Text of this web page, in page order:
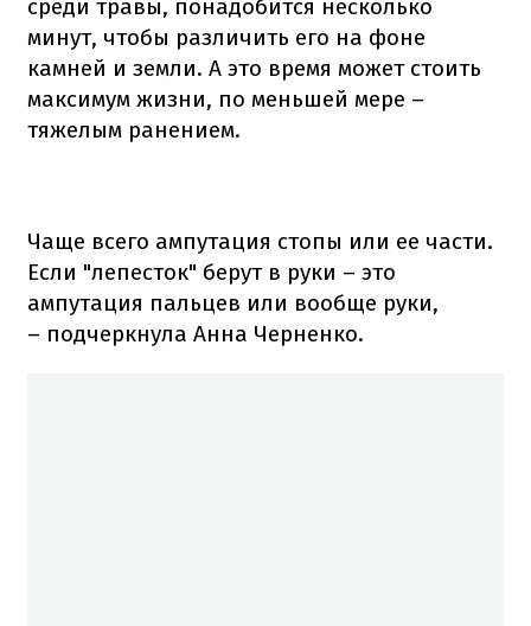
среди травы, понадобится несколько
минут, чтобы различить его на фоне
камней и земли. А это время может стоить
максимум жизни, по меньшей мере –
тяжелым ранением.
Чаще всего ампутация стопы или ее части.
Если "лепесток" берут в руки – это
ампутация пальцев или вообще руки,
– подчеркнула Анна Черненко.